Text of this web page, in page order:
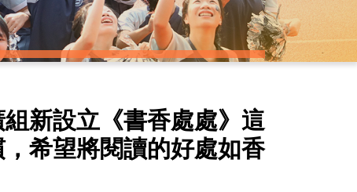
新設立《書香處處》這
希望將閱讀的好處如香